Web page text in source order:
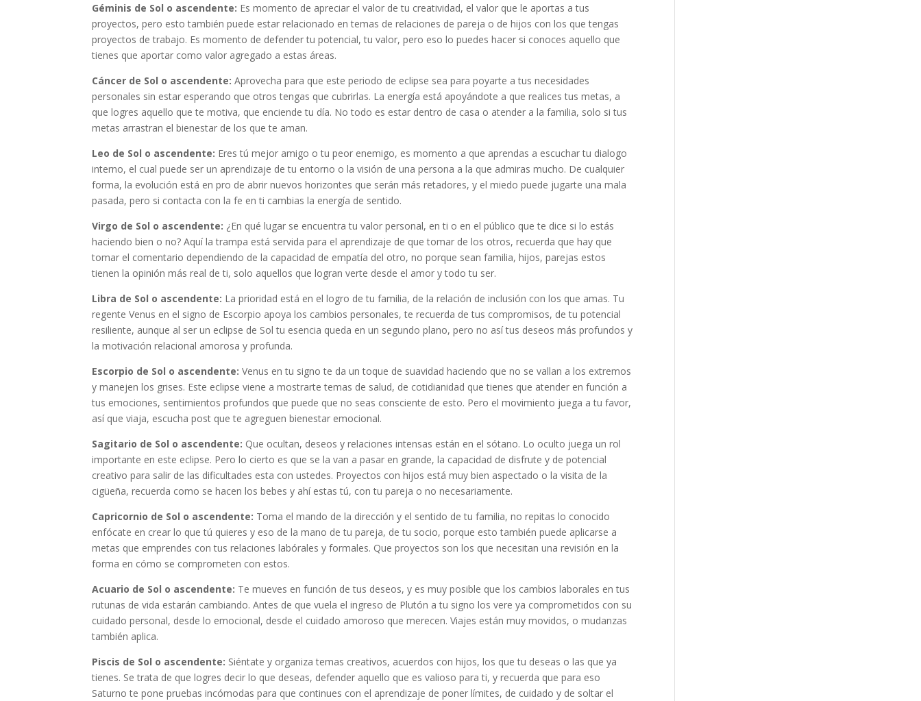
Géminis de Sol o ascendente: Es momento de apreciar el valor de tu creatividad, el valor que le aportas a tus
proyectos, pero esto también puede estar relacionado en temas de relaciones de pareja o de hijos con los que tengas
proyectos de trabajo. Es momento de defender tu potencial, tu valor, pero eso lo puedes hacer si conoces aquello que
tienes que aportar como valor agregado a estas áreas.
Cáncer de Sol o ascendente:Aprovecha para que este periodo de eclipse sea para poyarte a tus necesidades
personales sin estar esperando que otros tengas que cubrirlas. La energía está apoyándote a que realices tus metas, a
que logres aquello que te motiva, que enciende tu día. No todo es estar dentro de casa o atender a la familia, solo si tus
metas arrastran el bienestar de los que te aman.
Leo de Sol o ascendente: Eres tú mejor amigo o tu peor enemigo, es momento a que aprendas a escuchar tu dialogo
interno, el cual puede ser un aprendizaje de tu entorno o la visión de una persona a la que admiras mucho. De cualquier
forma, la evolución está en pro de abrir nuevos horizontes que serán más retadores, y el miedo puede jugarte una mala
pasada, pero si contacta con la fe en ti cambias la energía de sentido.
Virgo de Sol o ascendente: ¿En qué lugar se encuentra tu valor personal, en ti o en el público que te dice si lo estás
haciendo bien o no? Aquí la trampa está servida para el aprendizaje de que tomar de los otros, recuerda que hay que
tomar el comentario dependiendo de la capacidad de empatía del otro, no porque sean familia, hijos, parejas estos
tienen la opinión más real de ti, solo aquellos que logran verte desde el amor y todo tu ser.
Libra de Sol o ascendente: La prioridad está en el logro de tu familia, de la relación de inclusión con los que amas. Tu
regente Venus en el signo de Escorpio apoya los cambios personales, te recuerda de tus compromisos, de tu potencial
resiliente, aunque al ser un eclipse de Sol tu esencia queda en un segundo plano, pero no así tus deseos más profundos y
la motivación relacional amorosa y profunda.
Escorpio de Sol o ascendente:Venus en tu signo te da un toque de suavidad haciendo que no se vallan a los extremos
y manejen los grises. Este eclipse viene a mostrarte temas de salud, de cotidianidad que tienes que atender en función a
tus emociones, sentimientos profundos que puede que no seas consciente de esto. Pero el movimiento juega a tu favor,
así que viaja, escucha post que te agreguen bienestar emocional.
Sagitario de Sol o ascendente: Que ocultan, deseos y relaciones intensas están en el sótano. Lo oculto juega un rol
importante en este eclipse. Pero lo cierto es que se la van a pasar en grande, la capacidad de disfrute y de potencial
creativo para salir de las dificultades esta con ustedes. Proyectos con hijos está muy bien aspectado o la visita de la
cigüeña, recuerda como se hacen los bebes y ahí estas tú, con tu pareja o no necesariamente.
Capricornio de Sol o ascendente: Toma el mando de la dirección y el sentido de tu familia, no repitas lo conocido
enfócate en crear lo que tú quieres y eso de la mano de tu pareja, de tu socio, porque esto también puede aplicarse a
metas que emprendes con tus relaciones labórales y formales. Que proyectos son los que necesitan una revisión en la
forma en cómo se comprometen con estos.
Acuario de Sol o ascendente: Te mueves en función de tus deseos, y es muy posible que los cambios laborales en tus
rutunas de vida estarán cambiando. Antes de que vuela el ingreso de Plutón a tu signo los vere ya comprometidos con su
cuidado personal, desde lo emocional, desde el cuidado amoroso que merecen. Viajes están muy movidos, o mudanzas
también aplica.
Piscis de Sol o ascendente: Siéntate y organiza temas creativos, acuerdos con hijos, los que tu deseas o las que ya
tienes. Se trata de que logres decir lo que deseas, defender aquello que es valioso para ti, y recuerda que para eso
Saturno te pone pruebas incómodas para que continues con el aprendizaje de poner límites, de cuidado y de soltar el